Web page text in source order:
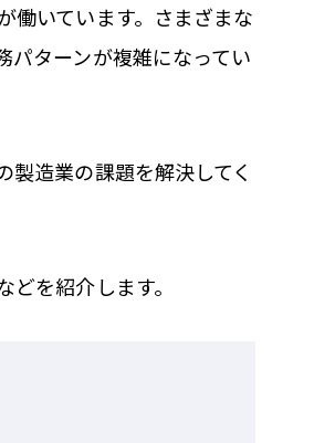
働いています。さまざまな
パターンが複雑になってい
造業の課題を解決してく
を紹介します。